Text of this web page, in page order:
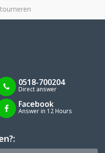
0518-700204
Direct answer
Facebook
Answer in 12 Hours